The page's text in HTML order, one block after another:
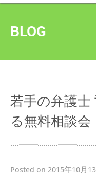
BLOG
若手の弁護士
る無料相談会
Posted on 2015年10月